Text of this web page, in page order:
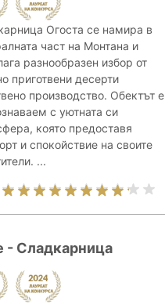
Огоста се намира в
част на Монтана и
разнообразен избор от
приготвени десерти
производство. Обектът е
с уютната си
която предоставя
и спокойствие на своите
...
- Сладкарница